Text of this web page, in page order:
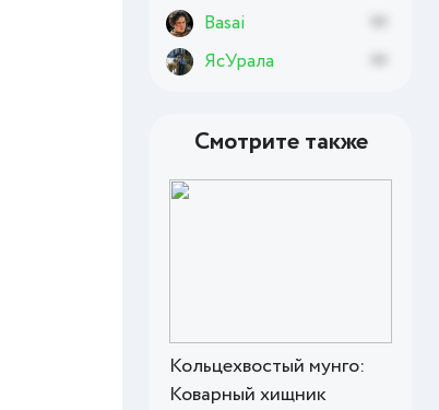
Basai
ЯсУрала
Смотрите также
Кольцехвостый мунго:
Коварный хищник